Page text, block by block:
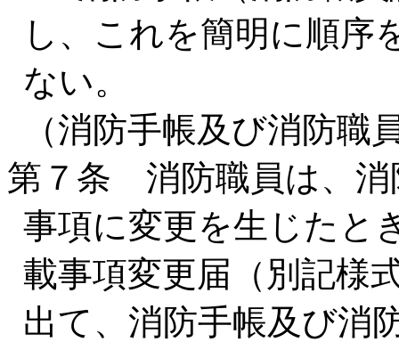
し、これを簡明に順序
ない。
（消防手帳及び消防職
第７条 消防職員は、消
事項に変更を生じたと
載事項変更届（別記様
出て、消防手帳及び消